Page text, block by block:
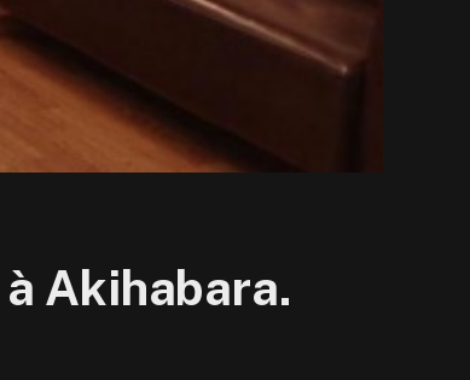
Akihabara.